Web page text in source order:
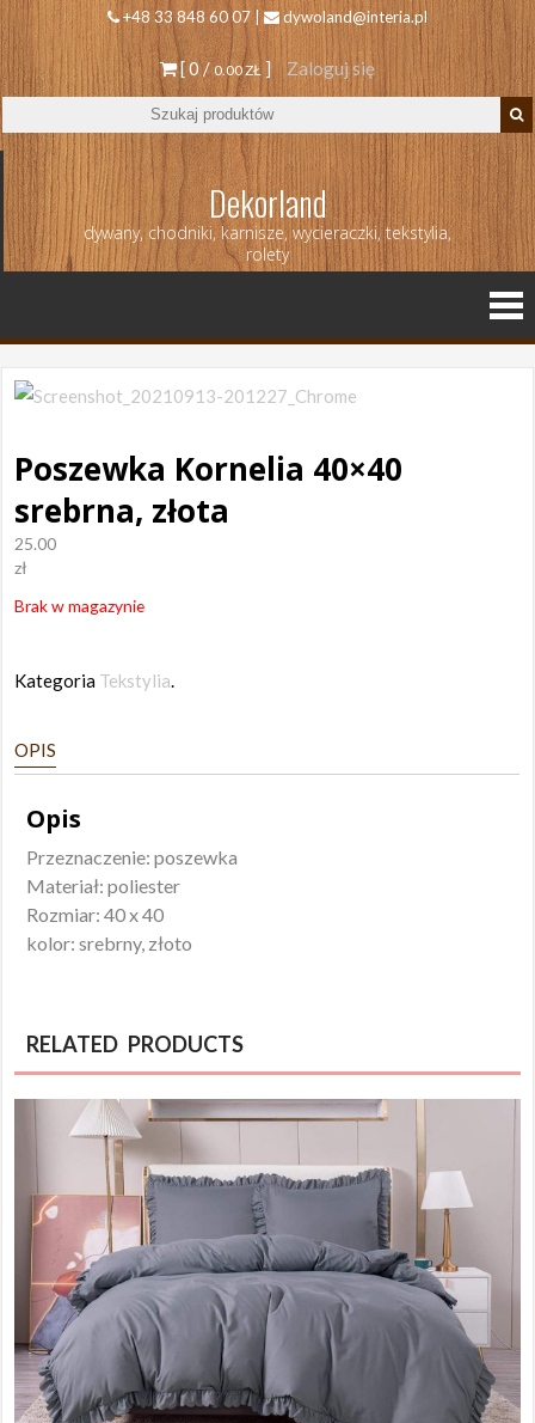
+48 33 848 60 07 | dywoland@interia.pl
[ 0 /0.00 ZŁ ] Zaloguj się
Dekorland
dywany, chodniki, karnisze, wycieraczki, tekstylia,
rolety
Poszewka Kornelia 40×40
srebrna, złota
25.00
zł
Brak w magazynie
Kategoria Tekstylia.
OPIS
Opis
Przeznaczenie: poszewka
Materiał: poliester
Rozmiar: 40 x 40
kolor: srebrny, złoto
RELATED PRODUCTS